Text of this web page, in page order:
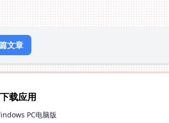
文章
下载应用
PC电脑版